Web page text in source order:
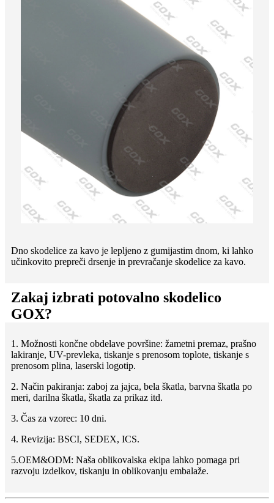
Dno skodelice za kavo je lepljeno z gumijastim dnom, ki lahko
učinkovito prepreči drsenje in prevračanje skodelice za kavo.
Zakaj izbrati potovalno skodelico
GOX?
1. Možnosti končne obdelave površine: žametni premaz, prašno
lakiranje, UV-prevleka, tiskanje s prenosom toplote, tiskanje s
prenosom plina, laserski logotip.
2. Način pakiranja: zaboj za jajca, bela škatla, barvna škatla po
meri, darilna škatla, škatla za prikaz itd.
3. Čas za vzorec: 10 dni.
4. Revizija: BSCI, SEDEX, ICS.
5.OEM&ODM: Naša oblikovalska ekipa lahko pomaga pri
razvoju izdelkov, tiskanju in oblikovanju embalaže.